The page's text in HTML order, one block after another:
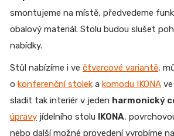
smontujeme na místě, předvedeme
obalový materiál. Stolu budou slušet
nabídky.
Stůl nabízíme i ve čtvercové variantě,
o konferenční stolek a komodu IKONA
sladit tak interiér v jeden harmonický
úpravy jídelního stolu IKONA,
nebo další možné provedení vyrobíme